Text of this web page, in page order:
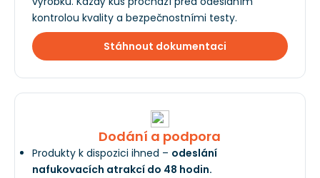
kontrolou kvality a bezpečnostními testy.
Stáhnout dokumentaci
Dodání a podpora
Produkty k dispozici ihned – odeslání
nafukovacích atrakcí do 48 hodin.